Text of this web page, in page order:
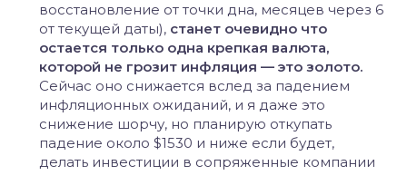
восстановление от точки дна, месяцев через 6
от текущей даты), станет очевидно что
остается только одна крепкая валюта,
которой не грозит инфляция — это золото.
Сейчас оно снижается вслед за падением
инфляционных ожиданий, и я даже это
снижение шорчу, но планирую откупать
падение около $1530 и ниже если будет,
делать инвестиции в сопряженные компании